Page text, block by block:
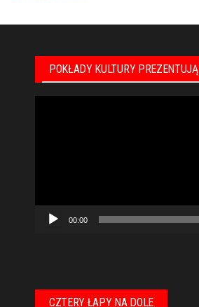
POKŁADY KULTURY PREZENTUJĄ
00:00
CZTERY ŁAPY NA DOLE